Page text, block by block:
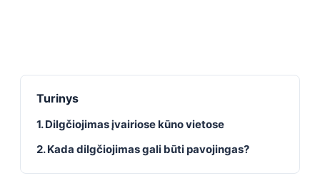
Turinys
1. Dilgčiojimas įvairiose kūno vietose
2. Kada dilgčiojimas gali būti pavojingas?